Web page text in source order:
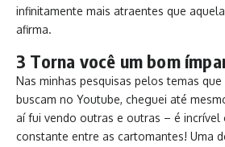
infinitamente mais atraentes que
afirma.
3 Torna você um bom
Nas minhas pesquisas pelos temas
buscam no Youtube, cheguei até
aí fui vendo outras e outras – é incrível
constante entre as cartomantes! Uma